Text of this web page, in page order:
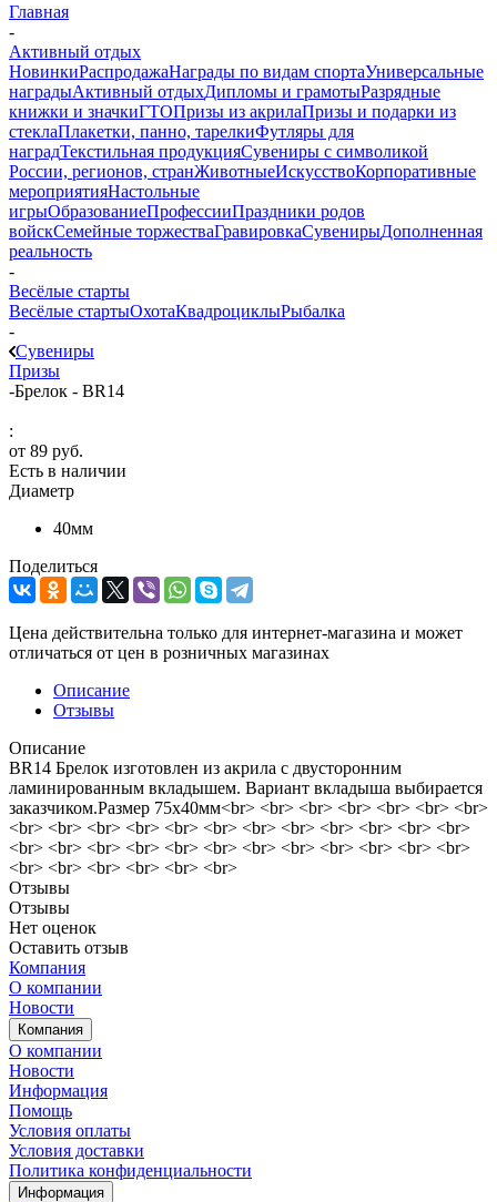
Главная
-
Активный отдых
НовинкиРаспродажаНаграды по видам спортаУниверсальные
наградыАктивный отдыхДипломы и грамотыРазрядные
книжки и значкиГТОПризы из акрилаПризы и подарки из
стеклаПлакетки, панно, тарелкиФутляры для
наградТекстильная продукцияСувениры с символикой
России, регионов, странЖивотныеИскусствоКорпоративные
мероприятияНастольные
игрыОбразованиеПрофессииПраздники родов
войскСемейные торжестваГравировкаСувенирыДополненная
реальность
-
Весёлые старты
Весёлые стартыОхотаКвадроциклыРыбалка
-
Сувениры
Призы
-Брелок - BR14
:
от 89 руб.
Есть в наличии
Диаметр
40мм
Поделиться
Цена действительна только для интернет-магазина и может
отличаться от цен в розничных магазинах
Описание
Отзывы
Описание
BR14 Брелок изготовлен из акрила с двусторонним
ламинированным вкладышем. Вариант вкладыша выбирается
заказчиком.Размер 75х40мм<br> <br> <br> <br> <br> <br> <br>
<br> <br> <br> <br> <br> <br> <br> <br> <br> <br> <br> <br>
<br> <br> <br> <br> <br> <br> <br> <br> <br> <br> <br> <br>
<br> <br> <br> <br> <br> <br>
Отзывы
Отзывы
Нет оценок
Оставить отзыв
Компания
О компании
Новости
Компания
О компании
Новости
Информация
Помощь
Условия оплаты
Условия доставки
Политика конфиденциальности
Информация